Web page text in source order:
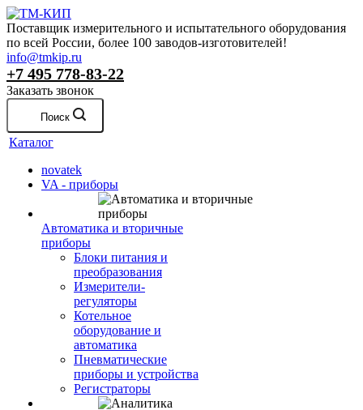
Поставщик измерительного и испытательного оборудования
по всей России, более 100 заводов-изготовителей!
info@tmkip.ru
+7 495 778-83-22
Заказать звонок
Поиск
Каталог
novatek
VA - приборы
Автоматика и вторичные
приборы
Блоки питания и
преобразования
Измерители-
регуляторы
Котельное
оборудование и
автоматика
Пневматические
приборы и устройства
Регистраторы